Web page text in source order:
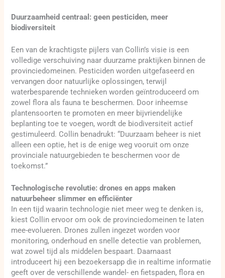
Duurzaamheid centraal: geen pesticiden, meer
biodiversiteit
Een van de krachtigste pijlers van Collin’s visie is een
volledige verschuiving naar duurzame praktijken binnen de
provinciedomeinen. Pesticiden worden uitgefaseerd en
vervangen door natuurlijke oplossingen, terwijl
waterbesparende technieken worden geïntroduceerd om
zowel flora als fauna te beschermen. Door inheemse
plantensoorten te promoten en meer bijvriendelijke
beplanting toe te voegen, wordt de biodiversiteit actief
gestimuleerd. Collin benadrukt: “Duurzaam beheer is niet
alleen een optie, het is de enige weg vooruit om onze
provinciale natuurgebieden te beschermen voor de
toekomst.”
Technologische revolutie: drones en apps maken
natuurbeheer slimmer en efficiënter
In een tijd waarin technologie niet meer weg te denken is,
kiest Collin ervoor om ook de provinciedomeinen te laten
mee-evolueren. Drones zullen ingezet worden voor
monitoring, onderhoud en snelle detectie van problemen,
wat zowel tijd als middelen bespaart. Daarnaast
introduceert hij een bezoekersapp die in realtime informatie
geeft over de verschillende wandel- en fietspaden, flora en